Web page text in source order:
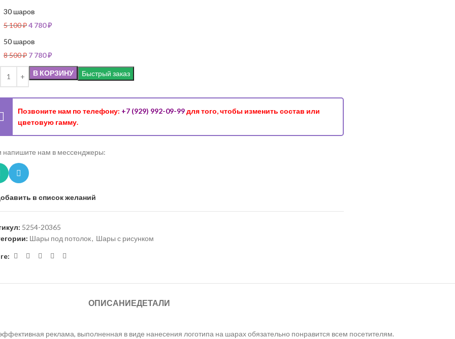
30 шаров
5 100₽4 780₽
50 шаров
8 500₽ 7 780₽
В КОРЗИНУ Быстрый заказ
Позвоните нам по телефону: +7 (929) 992-09-99для того, чтобы изменить состав или
цветовую гамму.
напишите нам в мессенджеры:
в список желаний
5254-20365
Шары под потолок, Шары с рисунком
ОПИСАНИЕДЕТАЛИ
реклама, выполненная в виде нанесения логотипа на шарах обязательно понравится всем посетителям.